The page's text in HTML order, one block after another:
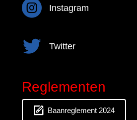
InstagramInstagram
Twitter Twitter
Reglementen
Baanreglement 2024